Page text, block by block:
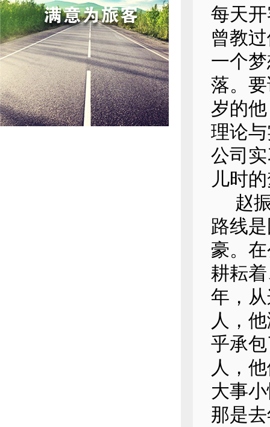
每天
曾教
一个
落。
岁的
理论
公司
儿时
赵振
路线
豪。
耕耘
年，
人，
乎承
人，
大事
那是